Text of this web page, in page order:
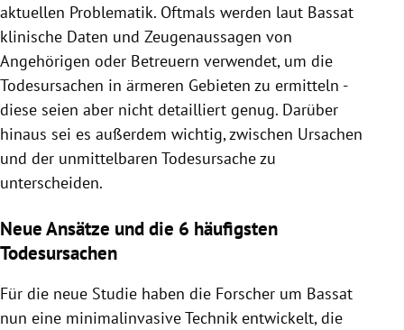
aktuellen Problematik. Oftmals werden laut Bassat
klinische Daten und Zeugenaussagen von
Angehörigen oder Betreuern verwendet, um die
Todesursachen in ärmeren Gebieten zu ermitteln -
diese seien aber nicht detailliert genug. Darüber
hinaus sei es außerdem wichtig, zwischen Ursachen
und der unmittelbaren Todesursache zu
unterscheiden.
Neue Ansätze und die 6 häufigsten
Todesursachen
Für die neue Studie haben die Forscher um Bassat
nun eine minimalinvasive Technik entwickelt, die